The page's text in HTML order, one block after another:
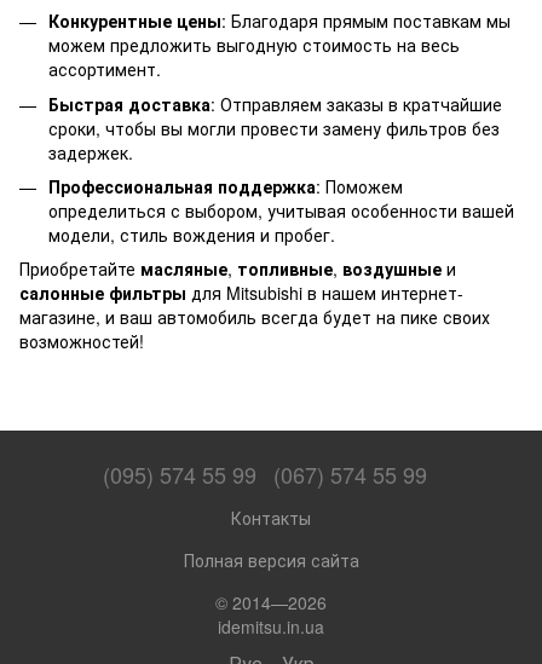
Конкурентные цены: Благодаря прямым поставкам мы
можем предложить выгодную стоимость на весь
ассортимент.
Быстрая доставка: Отправляем заказы в кратчайшие
сроки, чтобы вы могли провести замену фильтров без
задержек.
Профессиональная поддержка: Поможем
определиться с выбором, учитывая особенности вашей
модели, стиль вождения и пробег.
Приобретайте масляные, топливные, воздушные и
салонные фильтры для Mitsubishi в нашем интернет-
магазине, и ваш автомобиль всегда будет на пике своих
возможностей!
(095) 574 55 99 (067) 574 55 99
Контакты
Полная версия сайта
© 2014—2026
idemitsu.in.ua